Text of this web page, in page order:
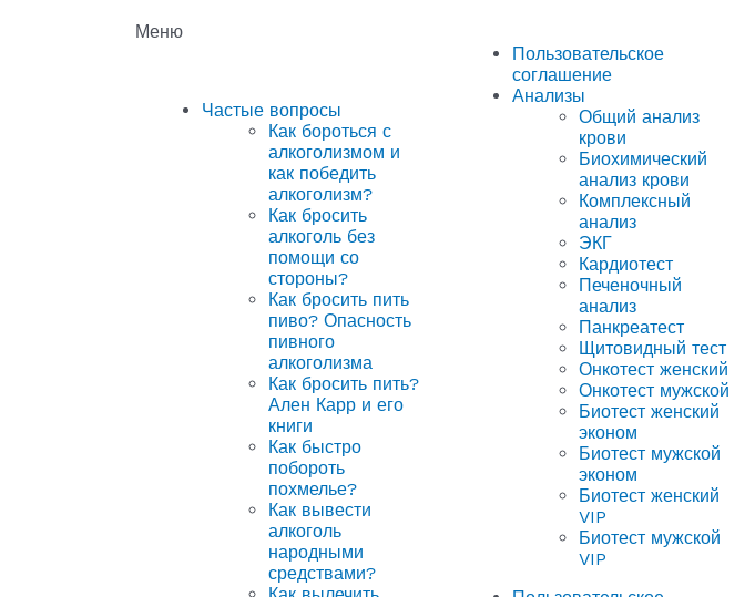
Меню
Частые вопросы
Как бороться с
алкоголизмом и
как победить
алкоголизм?
Как бросить
алкоголь без
помощи со
стороны?
Как бросить пить
пиво? Опасность
пивного
алкоголизма
Как бросить пить?
Ален Карр и его
книги
Как быстро
побороть
похмелье?
Как вывести
алкоголь
народными
средствами?
Пользовательское
соглашение
Анализы
Общий анализ
крови
Биохимический
анализ крови
Комплексный
анализ
ЭКГ
Кардиотест
Печеночный
анализ
Панкреатест
Щитовидный тест
Онкотест женский
Онкотест мужской
Биотест женский
эконом
Биотест мужской
эконом
Биотест женский
VIP
Биотест мужской
VIP